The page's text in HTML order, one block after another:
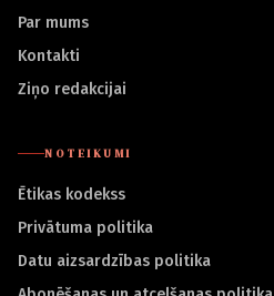
Par mums
Kontakti
Ziņo redakcijai
NOTEIKUMI
Ētikas kodekss
Privātuma politika
Datu aizsardzības politika